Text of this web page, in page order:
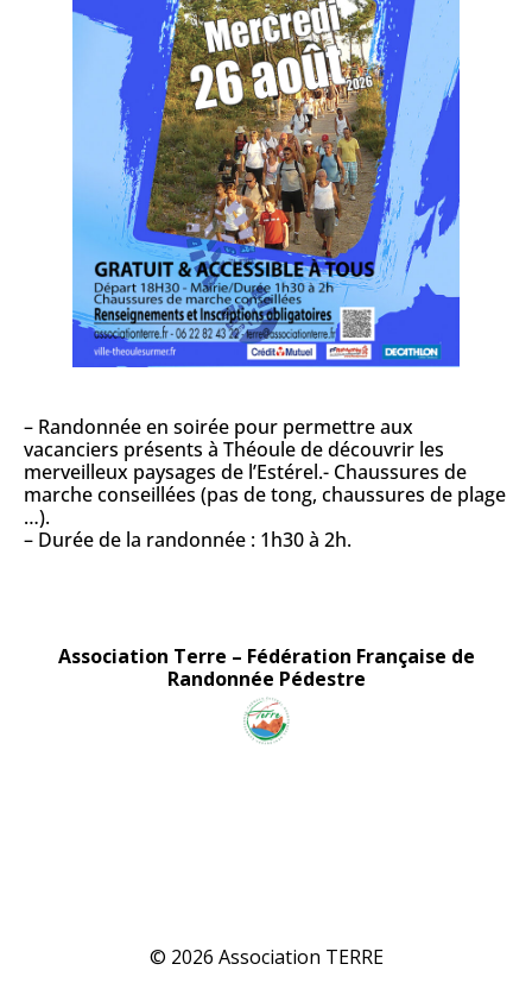
– Randonnée en soirée pour permettre aux
vacanciers présents à Théoule de découvrir les
merveilleux paysages de l’Estérel.- Chaussures de
marche conseillées (pas de tong, chaussures de plage
…).
– Durée de la randonnée : 1h30 à 2h.
Association Terre – Fédération Française de
Randonnée Pédestre
© 2026 Association TERRE